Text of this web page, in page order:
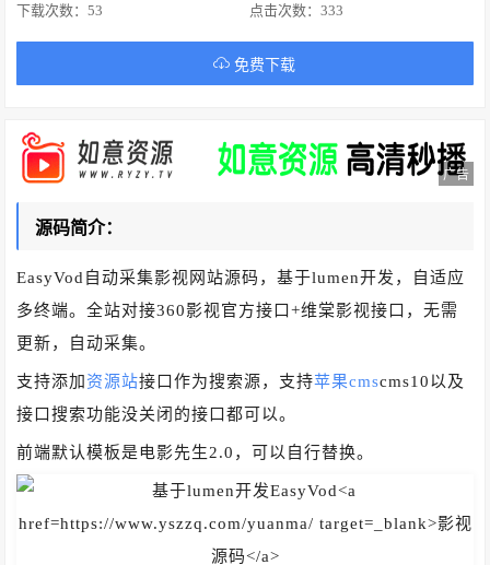
点击次数：333
下载次数：53
免费下载
广告
源码简介：
EasyVod自动采集影视网站源码，基于lumen开发，自适应
多终端。全站对接360影视官方接口+维棠影视接口，无需
更新，自动采集。
支持添加 资源站接口作为搜索源，支持苹果cmscms10以及
接口搜索功能没关闭的接口都可以。
前端默认模板是电影先生2.0，可以自行替换。